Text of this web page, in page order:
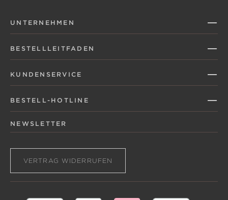
UNTERNEHMEN
BESTELLLEITFADEN
KUNDENSERVICE
BESTELL-HOTLINE
NEWSLETTER
VERTRAG WIDERRUFEN